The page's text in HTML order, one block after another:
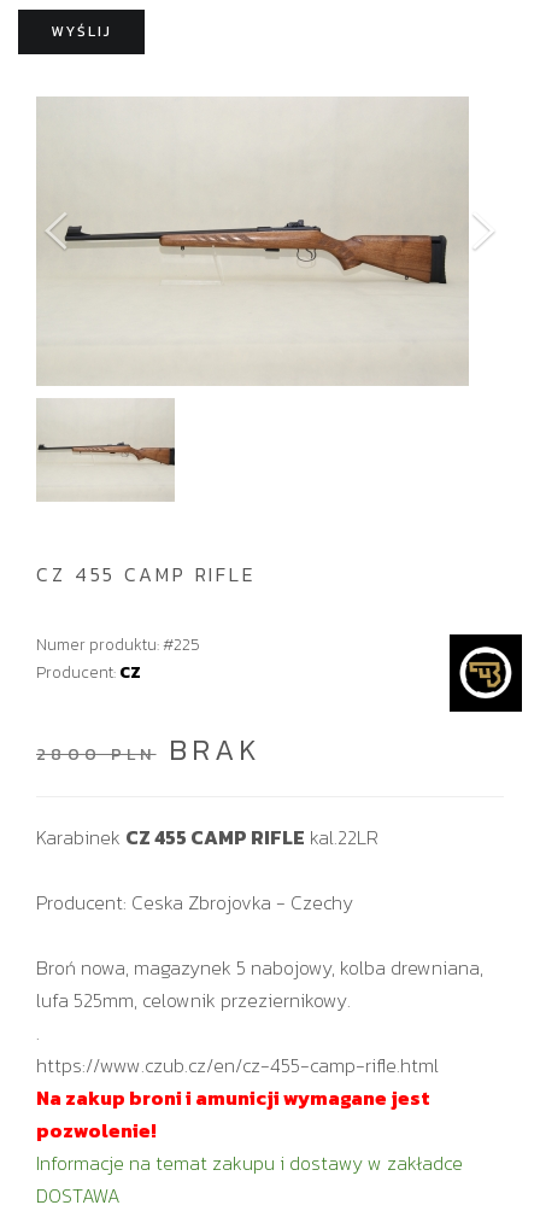
a
i
WYŚLIJ
CZ 455 CAMP RIFLE
Numer produktu: #225
Producent: CZ
2800 PLNBRAK
Karabinek CZ 455 CAMP RIFLE kal.22LR
Producent: Ceska Zbrojovka - Czechy
Broń nowa, magazynek 5 nabojowy, kolba drewniana,
lufa 525mm, celownik przeziernikowy.
.
https://www.czub.cz/en/cz-455-camp-rifle.html
Na zakup broni i amunicji wymagane jest
pozwolenie!
Informacje na temat zakupu i dostawy w zakładce
DOSTAWA